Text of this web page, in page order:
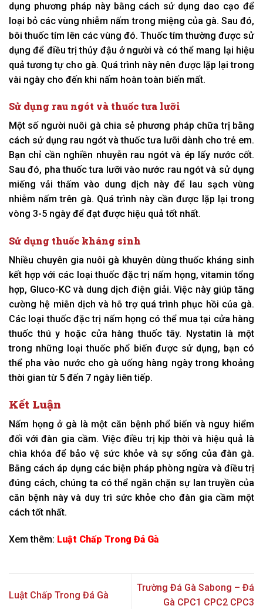
dụng phương pháp này bằng cách sử dụng dao cạo để
loại bỏ các vùng nhiễm nấm trong miệng của gà. Sau đó,
bôi thuốc tím lên các vùng đó. Thuốc tím thường được sử
dụng để điều trị thủy đậu ở người và có thể mang lại hiệu
quả tương tự cho gà. Quá trình này nên được lặp lại trong
vài ngày cho đến khi nấm hoàn toàn biến mất.
Sử dụng rau ngót và thuốc tưa lưỡi
Một số người nuôi gà chia sẻ phương pháp chữa trị bằng
cách sử dụng rau ngót và thuốc tưa lưỡi dành cho trẻ em.
Bạn chỉ cần nghiền nhuyễn rau ngót và ép lấy nước cốt.
Sau đó, pha thuốc tưa lưỡi vào nước rau ngót và sử dụng
miếng vải thấm vào dung dịch này để lau sạch vùng
nhiễm nấm trên gà. Quá trình này cần được lặp lại trong
vòng 3-5 ngày để đạt được hiệu quả tốt nhất.
Sử dụng thuốc kháng sinh
Nhiều chuyên gia nuôi gà khuyên dùng thuốc kháng sinh
kết hợp với các loại thuốc đặc trị nấm họng, vitamin tổng
hợp, Gluco-KC và dung dịch điện giải. Việc này giúp tăng
cường hệ miễn dịch và hỗ trợ quá trình phục hồi của gà.
Các loại thuốc đặc trị nấm họng có thể mua tại cửa hàng
thuốc thú y hoặc cửa hàng thuốc tây. Nystatin là một
trong những loại thuốc phổ biến được sử dụng, bạn có
thể pha vào nước cho gà uống hàng ngày trong khoảng
thời gian từ 5 đến 7 ngày liên tiếp.
Kết Luận
Nấm họng ở gà là một căn bệnh phổ biến và nguy hiểm
đối với đàn gia cầm. Việc điều trị kịp thời và hiệu quả là
chìa khóa để bảo vệ sức khỏe và sự sống của đàn gà.
Bằng cách áp dụng các biện pháp phòng ngừa và điều trị
đúng cách, chúng ta có thể ngăn chặn sự lan truyền của
căn bệnh này và duy trì sức khỏe cho đàn gia cầm một
cách tốt nhất.
Xem thêm: Luật Chấp Trong Đá Gà
Luật Chấp Trong Đá Gà
Trường Đá Gà Sabong – Đá
Gà CPC1 CPC2 CPC3